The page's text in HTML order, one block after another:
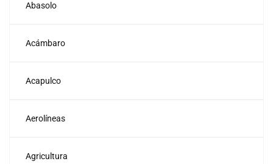
Abasolo
Acámbaro
Acapulco
Aerolíneas
Agricultura